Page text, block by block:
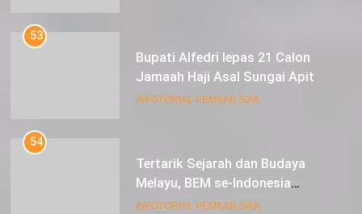
53
Bupati Alfedri lepas 21 Calon
Jamaah Haji Asal Sungai Apit
INFOTORIAL PEMKAB SIAK
54
Tertarik Sejarah dan Budaya
Melayu, BEM se-Indonesia
Berkunjung ke Kabupaten Siak
INFOTORIAL PEMKAB SIAK